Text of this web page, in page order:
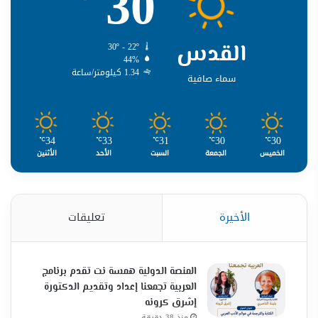
القدس
سماء صافية
30º - 22º
44%
1.34 كيلومتر/ساعة
30
℃
الخميس
30
℃
الجمعة
31
℃
السبت
33
℃
الأحد
34
℃
الأثنين
الأخيرة تعليقات
المنصة الدولية همسة نت تقدم برنامج
العربية تجمعنا إعداد وتقديم الدكتورة
إشرق كرونه